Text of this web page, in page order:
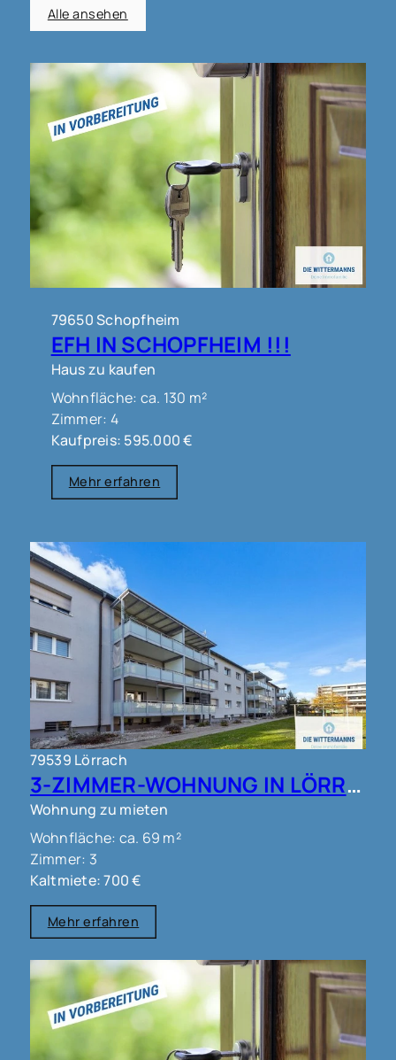
Alle ansehen
79650 Schopfheim
EFH IN SCHOPFHEIM !!!
Haus zu kaufen
Wohnfläche: ca. 130 m²
Zimmer: 4
Kaufpreis: 595.000 €
Mehr erfahren
79539 Lörrach
3-ZIMMER-WOHNUNG IN LÖRRACH !!!
Wohnung zu mieten
Wohnfläche: ca. 69 m²
Zimmer: 3
Kaltmiete: 700 €
Mehr erfahren